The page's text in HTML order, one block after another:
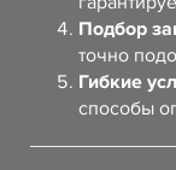
Подбор
точно
Гибкие
способы